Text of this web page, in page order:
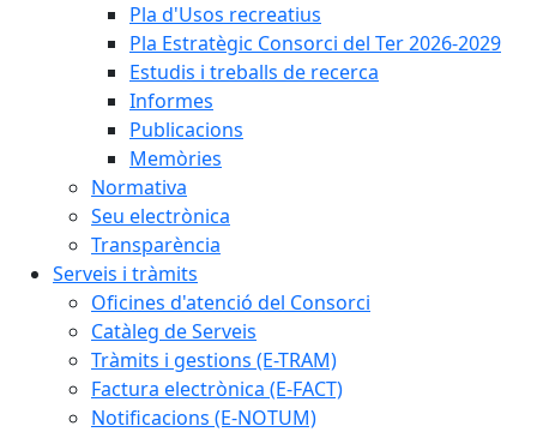
Pla d'Usos recreatius
Pla Estratègic Consorci del Ter 2026-2029
Estudis i treballs de recerca
Informes
Publicacions
Memòries
Normativa
Seu electrònica
Transparència
Serveis i tràmits
Oficines d'atenció del Consorci
Catàleg de Serveis
Tràmits i gestions (E-TRAM)
Factura electrònica (E-FACT)
Notificacions (E-NOTUM)